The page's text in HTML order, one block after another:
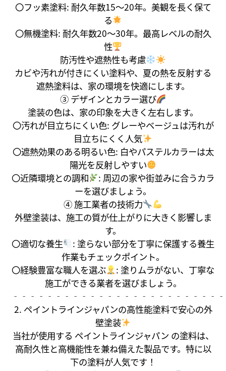
〇フッ素塗料: 耐久年数15～20年。美観を長く保て
る
〇無機塗料: 耐久年数20～30年。最高レベルの耐久
性
防汚性や遮熱性も考慮
カビや汚れが付きにくい塗料や、夏の熱を反射する
遮熱塗料は、家の環境を快適にします。
③ デザインとカラー選び
塗装の色は、家の印象を大きく左右します。
〇汚れが目立ちにくい色: グレーやベージュは汚れが
目立ちにくく人気
〇遮熱効果のある明るい色: 白やパステルカラーは太
陽光を反射しやすい
〇近隣環境との調和
: 周辺の家や街並みに合うカラ
ーを選びましょう。
④ 施工業者の技術力
外壁塗装は、施工の質が仕上がりに大きく影響しま
す。
〇適切な養生
: 塗らない部分を丁寧に保護する養生
作業もチェックポイント。
〇経験豊富な職人を選ぶ
: 塗りムラがない、丁寧な
施工ができる業者を選びましょう。
2. ペイントラインジャパンの高性能塗料で安心の外
壁塗装
当社が使用する ペイントラインジャパン の塗料は、
高耐久性と高機能性を兼ね備えた製品です。特に以
下の塗料が人気です！